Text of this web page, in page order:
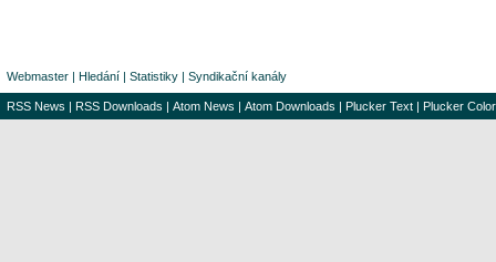
Webmaster | Hledání | Statistiky | Syndikační kanály
RSS News | RSS Downloads | Atom News | Atom Downloads | Plucker Text | Plucker Color